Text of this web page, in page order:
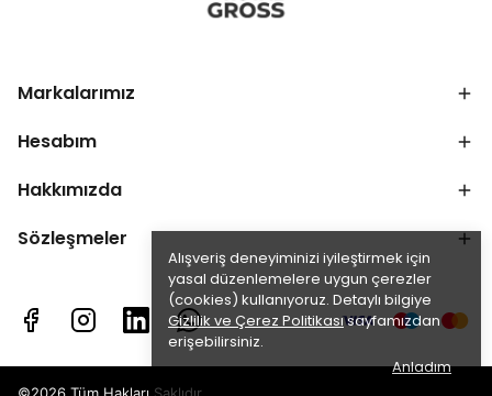
Alışveriş deneyiminizi iyileştirmek için
yasal düzenlemelere uygun çerezler
(cookies) kullanıyoruz. Detaylı bilgiye
Gizlilik ve Çerez Politikasısayfamızdan
erişebilirsiniz.
Anladım
Markalarımız
Hesabım
Hakkımızda
Sözleşmeler